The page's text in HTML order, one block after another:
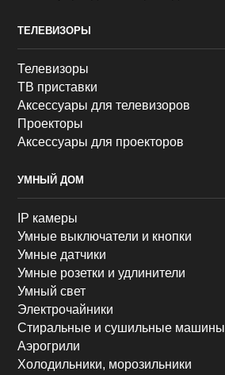
ТЕЛЕВИЗОРЫ
Телевизоры
ТВ приставки
Аксессуары для телевизоров
Проекторы
Аксессуары для проекторов
УМНЫЙ ДОМ
IP камеры
Умные выключатели и кнопки
Умные датчики
Умные розетки и удлинители
Умный свет
Электрочайники
Стиральные и сушильные машины
Аэрогрили
Холодильники, морозильники